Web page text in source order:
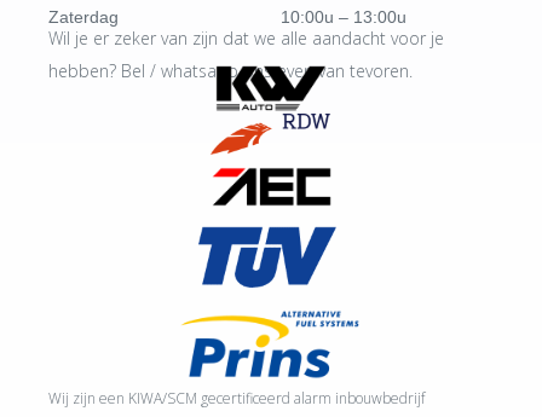
Zaterdag
10:00u – 13:00u
Wil je er zeker van zijn dat we alle aandacht voor je
hebben? Bel / whatsapp ons even van tevoren.
Wij zijn een KIWA/SCM gecertificeerd alarm inbouwbedrijf